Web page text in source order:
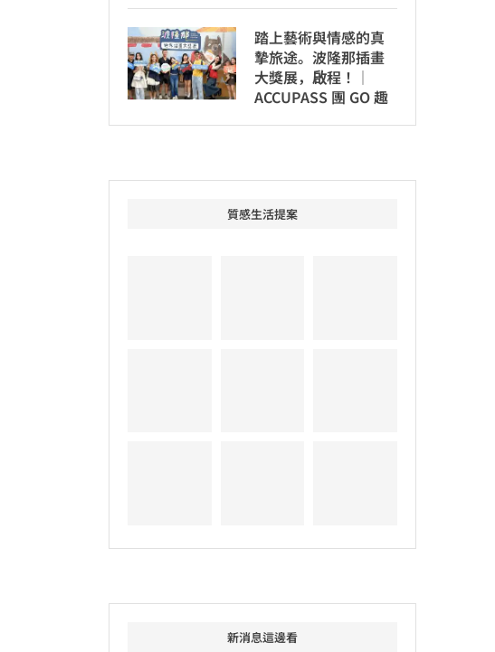
踏上藝術與情感的真
摯旅途。波隆那插畫
大獎展，啟程！│
ACCUPASS 團 GO 趣
質感生活提案
新消息這邊看